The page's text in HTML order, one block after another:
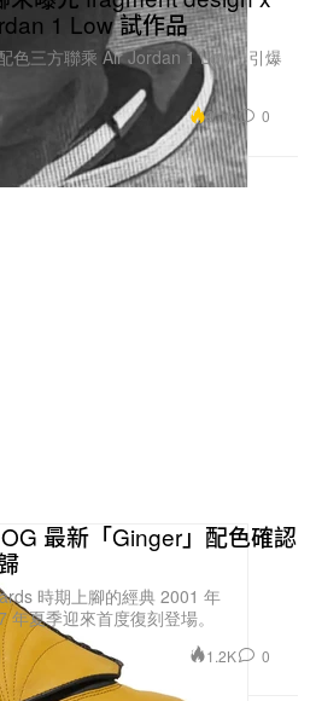
1 Low 試作品
色三方聯乘 Air Jordan 1 Low，引爆
9.1K 0
最新「Ginger」配色確認
時期上腳的經典 2001 年
年夏季迎來首度復刻登場。
1.2K 0